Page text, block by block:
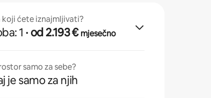
koji ćete iznajmljivati?
1 · od 2.193 €mjesečno
samo za sebe?
je samo za njih